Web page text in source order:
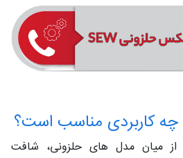
چه کاربردی مناسب است؟
میان مدل‌ های حلزونی، شافت